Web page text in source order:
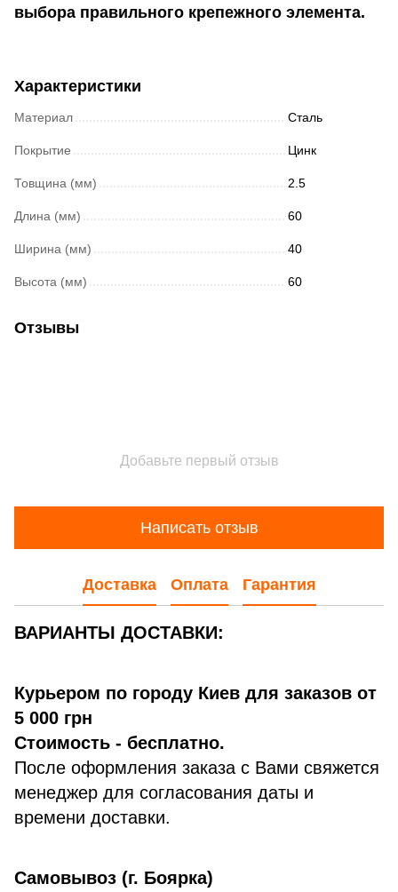
выбора правильного крепежного элемента.
Характеристики
Материал Сталь
Покрытие Цинк
Товщина (мм) 2.5
Длина (мм) 60
Ширина (мм) 40
Высота (мм) 60
Отзывы
Добавьте первый отзыв
Написать отзыв
Доставка Оплата Гарантия
ВАРИАНТЫ ДОСТАВКИ:
Курьером по городу Киев для заказов от
5 000 грн
Стоимость - бесплатно.
После оформления заказа с Вами свяжется
менеджер для согласования даты и
времени доставки.
Самовывоз (г. Боярка)